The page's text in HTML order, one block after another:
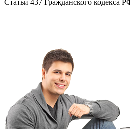
Статьи 437 Гражданского кодекса